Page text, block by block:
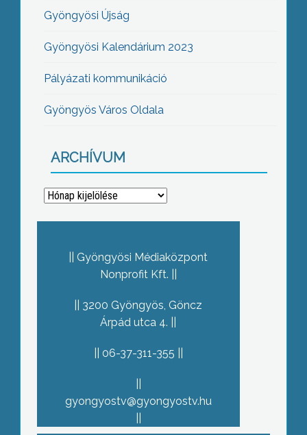
Gyöngyösi Újság
Gyöngyösi Kalendárium 2023
Pályázati kommunikáció
Gyöngyös Város Oldala
ARCHÍVUM
Archívum
Gyöngyösi Médiaközpont
Nonprofit Kft.
3200 Gyöngyös, Göncz
Árpád utca 4.
06-37-311-355
gyongyostv@gyongyostv.hu